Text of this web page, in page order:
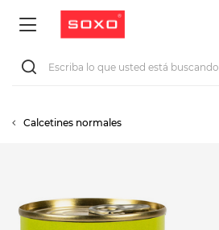
Calcetines normales